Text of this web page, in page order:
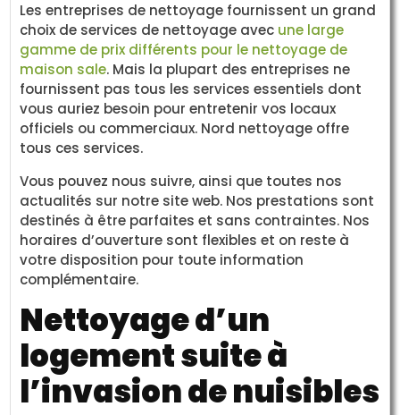
Les entreprises de nettoyage fournissent un grand
choix de services de nettoyage avec une large
gamme de prix différents pour le nettoyage de
maison sale. Mais la plupart des entreprises ne
fournissent pas tous les services essentiels dont
vous auriez besoin pour entretenir vos locaux
officiels ou commerciaux. Nord nettoyage offre
tous ces services.
Vous pouvez nous suivre, ainsi que toutes nos
actualités sur notre site web. Nos prestations sont
destinés à être parfaites et sans contraintes. Nos
horaires d’ouverture sont flexibles et on reste à
votre disposition pour toute information
complémentaire.
Nettoyage d’un
logement suite à
l’invasion de nuisibles